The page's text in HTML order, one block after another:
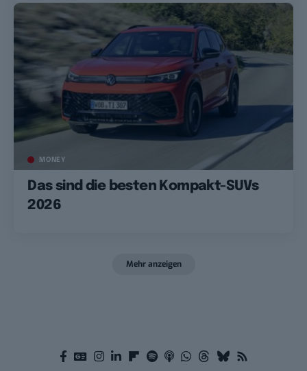
MONEY
Das sind die besten Kompakt-SUVs
2026
Mehr anzeigen